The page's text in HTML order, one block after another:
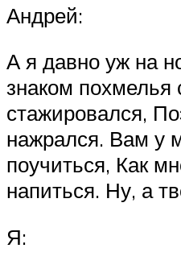
Андрей:
А я давно уж на
знаком похмелья
стажировался,
нажрался. Вам у
поучиться, Как
напиться. Ну, а
Я: